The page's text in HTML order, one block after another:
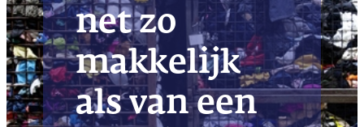
net zo
makkelijk
als van een